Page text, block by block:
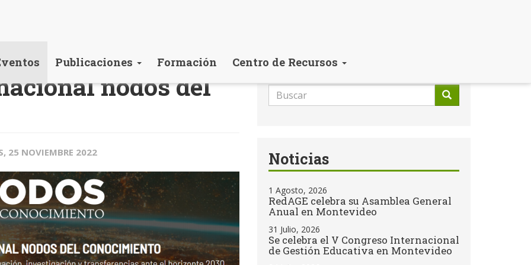
Publicaciones Formación Centro de Recursos
nodos del
25 NOVIEMBRE 2022
Formulario
de
Noticias
1 Agosto, 2026
RedAGE celebra su Asamblea General
Anual en Montevideo
31 Julio, 2026
Se celebra el V Congreso Internacional
de Gestión Educativa en Montevideo